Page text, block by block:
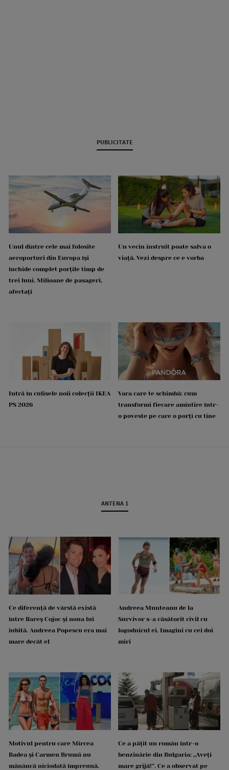
PUBLICITATE
Unul dintre cele mai folosite
aeroporturi din Europa își
închide complet porțile timp de
trei luni. Milioane de pasageri,
afectați
Un vecin instruit poate salva o
viață. Vezi despre ce e vorba
Intră în culisele noii colecții IKEA
PS 2026
Vara care te schimbă: cum
transformi fiecare amintire într-
o poveste pe care o porți cu tine
ANTENA 1
Ce diferență de vârstă există
între Rareș Cojoc și noua lui
iubită. Andreea Popescu era mai
mare decât el
Andreea Munteanu de la
Survivor s-a căsătorit civil cu
logodnicul ei. Imagini cu cei doi
miri
Motivul pentru care Mircea
Badea și Carmen Brumă nu
mănâncă niciodată împreună.
Ce a pățit un român într-o
benzinărie din Bulgaria: „Aveți
mare grijă!”. Ce a observat pe